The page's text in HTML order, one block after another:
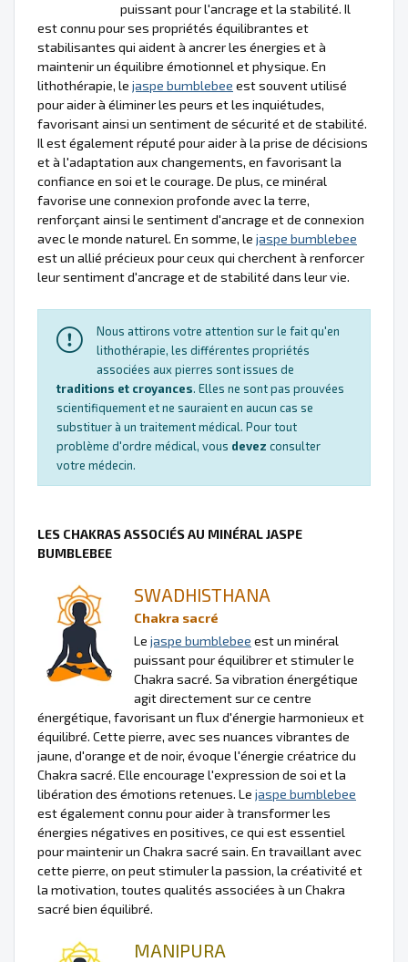
puissant pour l'ancrage et la stabilité. Il
est connu pour ses propriétés équilibrantes et
stabilisantes qui aident à ancrer les énergies et à
maintenir un équilibre émotionnel et physique. En
lithothérapie, le jaspe bumblebee est souvent utilisé
pour aider à éliminer les peurs et les inquiétudes,
favorisant ainsi un sentiment de sécurité et de stabilité.
Il est également réputé pour aider à la prise de décisions
et à l'adaptation aux changements, en favorisant la
confiance en soi et le courage. De plus, ce minéral
favorise une connexion profonde avec la terre,
renforçant ainsi le sentiment d'ancrage et de connexion
avec le monde naturel. En somme, le jaspe bumblebee
est un allié précieux pour ceux qui cherchent à renforcer
leur sentiment d'ancrage et de stabilité dans leur vie.
Nous attirons votre attention sur le fait qu'en
lithothérapie, les différentes propriétés
associées aux pierres sont issues de
traditions et croyances. Elles ne sont pas prouvées
scientifiquement et ne sauraient en aucun cas se
substituer à un traitement médical. Pour tout
problème d'ordre médical, vous devez consulter
votre médecin.
LES CHAKRAS ASSOCIÉS AU MINÉRAL JASPE
BUMBLEBEE
SWADHISTHANA
Chakra sacré
Le jaspe bumblebee est un minéral
puissant pour équilibrer et stimuler le
Chakra sacré. Sa vibration énergétique
agit directement sur ce centre
énergétique, favorisant un flux d'énergie harmonieux et
équilibré. Cette pierre, avec ses nuances vibrantes de
jaune, d'orange et de noir, évoque l'énergie créatrice du
Chakra sacré. Elle encourage l'expression de soi et la
libération des émotions retenues. Le jaspe bumblebee
est également connu pour aider à transformer les
énergies négatives en positives, ce qui est essentiel
pour maintenir un Chakra sacré sain. En travaillant avec
cette pierre, on peut stimuler la passion, la créativité et
la motivation, toutes qualités associées à un Chakra
sacré bien équilibré.
MANIPURA